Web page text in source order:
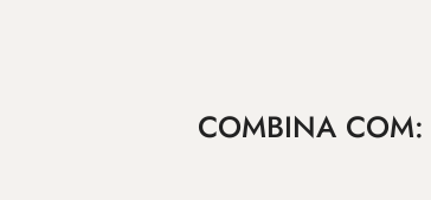
COMBINA COM: